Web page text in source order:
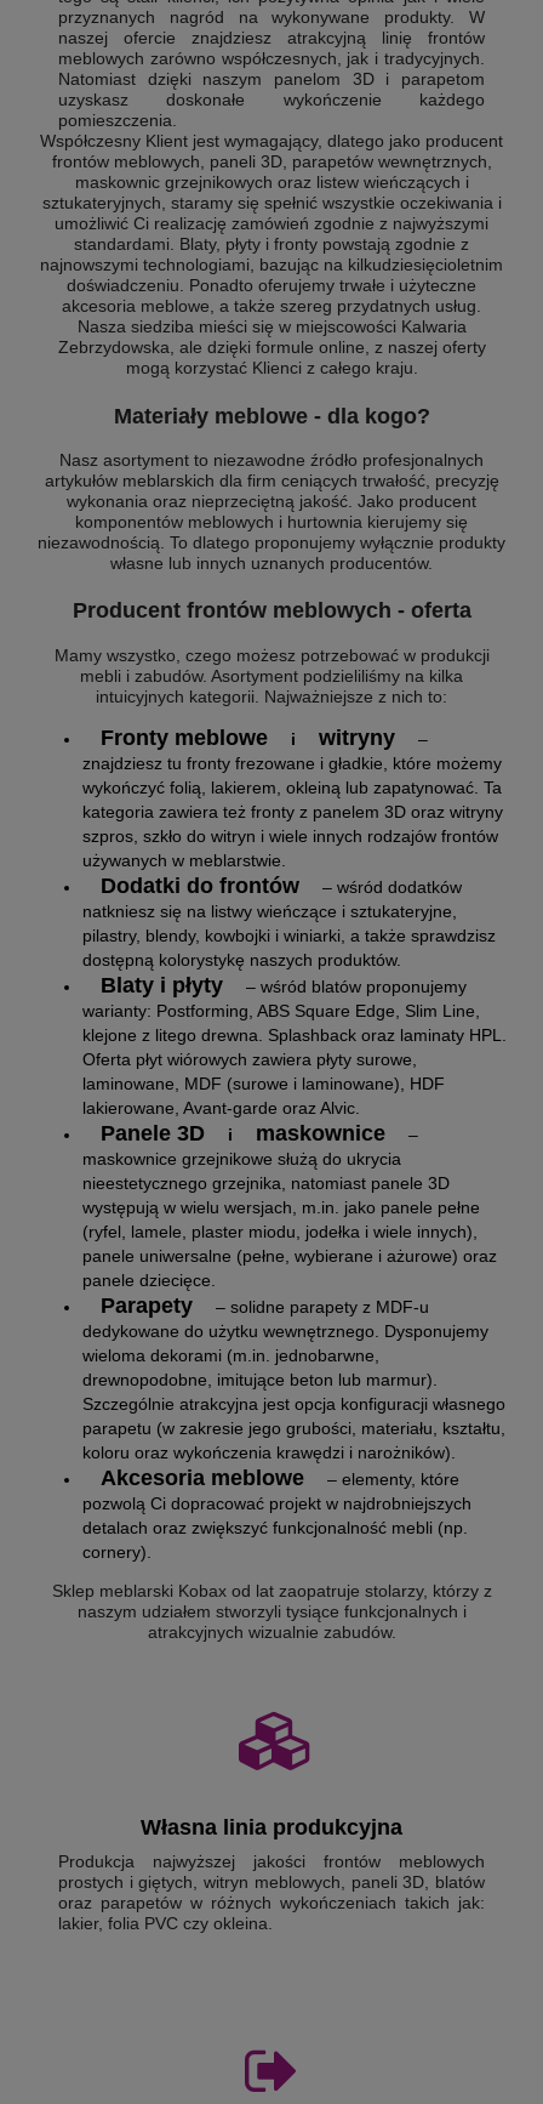
przyznanych nagród na wykonywane produkty. W
naszej ofercie znajdziesz atrakcyjną linię frontów
meblowych zarówno współczesnych, jak i tradycyjnych.
Natomiast dzięki naszym panelom 3D i parapetom
uzyskasz doskonałe wykończenie każdego
pomieszczenia.
Współczesny Klient jest wymagający, dlatego jako producent
frontów meblowych, paneli 3D, parapetów wewnętrznych,
maskownic grzejnikowych oraz listew wieńczących i
sztukateryjnych, staramy się spełnić wszystkie oczekiwania i
umożliwić Ci realizację zamówień zgodnie z najwyższymi
standardami. Blaty, płyty i fronty powstają zgodnie z
najnowszymi technologiami, bazując na kilkudziesięcioletnim
doświadczeniu. Ponadto oferujemy trwałe i użyteczne
akcesoria meblowe, a także szereg przydatnych usług.
Nasza siedziba mieści się w miejscowości Kalwaria
Zebrzydowska, ale dzięki formule online, z naszej oferty
mogą korzystać Klienci z całego kraju.
Materiały meblowe - dla kogo?
Nasz asortyment to niezawodne źródło profesjonalnych
artykułów meblarskich dla firm ceniących trwałość, precyzję
wykonania oraz nieprzeciętną jakość. Jako producent
komponentów meblowych i hurtownia kierujemy się
niezawodnością. To dlatego proponujemy wyłącznie produkty
własne lub innych uznanych producentów.
Producent frontów meblowych - oferta
Mamy wszystko, czego możesz potrzebować w produkcji
mebli i zabudów. Asortyment podzieliliśmy na kilka
intuicyjnych kategorii. Najważniejsze z nich to:
Fronty meblowe i witryny
–
znajdziesz tu fronty frezowane i gładkie, które możemy
wykończyć folią, lakierem, okleiną lub zapatynować. Ta
kategoria zawiera też fronty z panelem 3D oraz witryny
szpros, szkło do witryn i wiele innych rodzajów frontów
używanych w meblarstwie.
Dodatki do frontów
– wśród dodatków
natkniesz się na listwy wieńczące i sztukateryjne,
pilastry, blendy, kowbojki i winiarki, a także sprawdzisz
dostępną kolorystykę naszych produktów.
Blaty i płyty
– wśród blatów proponujemy
warianty: Postforming, ABS Square Edge, Slim Line,
klejone z litego drewna. Splashback oraz laminaty HPL.
Oferta płyt wiórowych zawiera płyty surowe,
laminowane, MDF (surowe i laminowane), HDF
lakierowane, Avant-garde oraz Alvic.
Panele 3D i maskownice
–
maskownice grzejnikowe służą do ukrycia
nieestetycznego grzejnika, natomiast panele 3D
występują w wielu wersjach, m.in. jako panele pełne
(ryfel, lamele, plaster miodu, jodełka i wiele innych),
panele uniwersalne (pełne, wybierane i ażurowe) oraz
panele dziecięce.
Parapety
– solidne parapety z MDF-u
dedykowane do użytku wewnętrznego. Dysponujemy
wieloma dekorami (m.in. jednobarwne,
drewnopodobne, imitujące beton lub marmur).
Szczególnie atrakcyjna jest opcja konfiguracji własnego
parapetu (w zakresie jego grubości, materiału, kształtu,
koloru oraz wykończenia krawędzi i narożników).
Akcesoria meblowe
– elementy, które
pozwolą Ci dopracować projekt w najdrobniejszych
detalach oraz zwiększyć funkcjonalność mebli (np.
cornery).
Sklep meblarski Kobax od lat zaopatruje stolarzy, którzy z
naszym udziałem stworzyli tysiące funkcjonalnych i
atrakcyjnych wizualnie zabudów.
Własna linia produkcyjna
Produkcja najwyższej jakości frontów meblowych
prostych i giętych, witryn meblowych, paneli 3D, blatów
oraz parapetów w różnych wykończeniach takich jak:
lakier, folia PVC czy okleina.